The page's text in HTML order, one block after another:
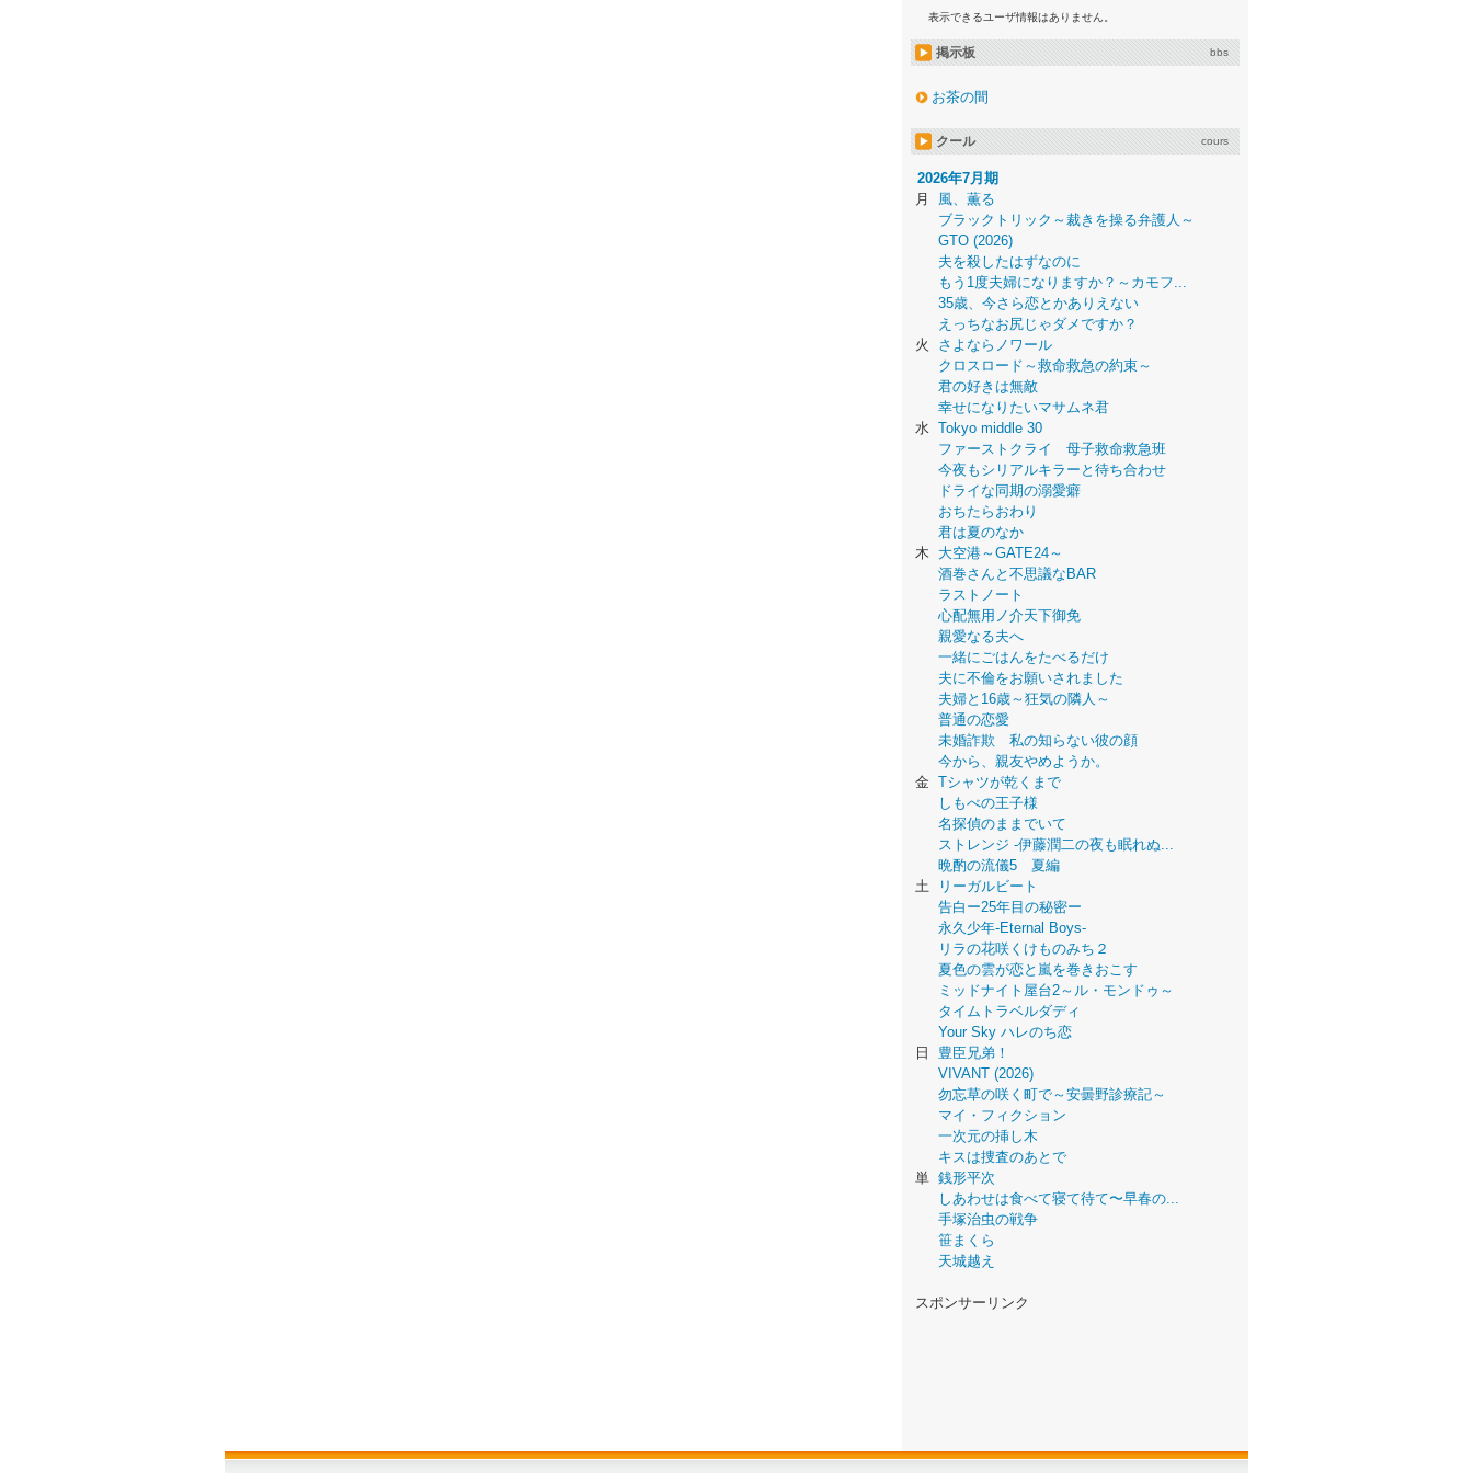
表示できるユーザ情報はありません。
掲示板 bbs
お茶の間
クール cours
2026年7月期
月
風、薫る
ブラックトリック～裁きを操る弁護人～
GTO (2026)
夫を殺したはずなのに
もう1度夫婦になりますか？～カモフ...
35歳、今さら恋とかありえない
えっちなお尻じゃダメですか？
火
さよならノワール
クロスロード～救命救急の約束～
君の好きは無敵
幸せになりたいマサムネ君
水 Tokyo middle 30
ファーストクライ 母子救命救急班
今夜もシリアルキラーと待ち合わせ
ドライな同期の溺愛癖
おちたらおわり
君は夏のなか
木
大空港～GATE24～
酒巻さんと不思議なBAR
ラストノート
心配無用ノ介天下御免
親愛なる夫へ
一緒にごはんをたべるだけ
夫に不倫をお願いされました
夫婦と16歳～狂気の隣人～
普通の恋愛
未婚詐欺 私の知らない彼の顔
今から、親友やめようか。
金 Tシャツが乾くまで
しもべの王子様
名探偵のままでいて
ストレンジ -伊藤潤二の夜も眠れぬ...
晩酌の流儀5 夏編
土
リーガルビート
告白ー25年目の秘密ー
永久少年-Eternal Boys-
リラの花咲くけものみち２
夏色の雲が恋と嵐を巻きおこす
ミッドナイト屋台2～ル・モンドゥ～
タイムトラベルダディ
Your Sky ハレのち恋
日
豊臣兄弟！
VIVANT (2026)
勿忘草の咲く町で～安曇野診療記～
マイ・フィクション
一次元の挿し木
キスは捜査のあとで
単 銭形平次
しあわせは食べて寝て待て〜早春の...
手塚治虫の戦争
笹まくら
天城越え
スポンサーリンク